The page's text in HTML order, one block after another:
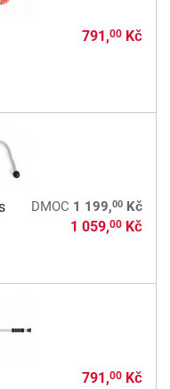
791,00Kč
DMOC 1 199,00Kč
1 059,00Kč
791,00Kč